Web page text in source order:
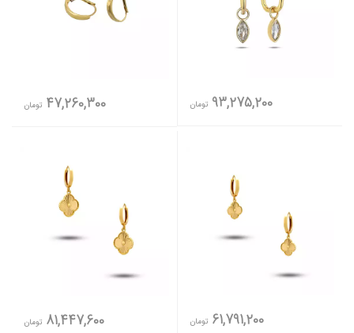
93,275,200 تومان 47,260,300 تومان
61,791,200 تومان 81,447,600 تومان